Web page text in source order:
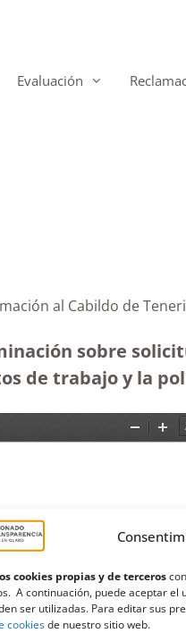
cookies propias y de terceros
A continuación, puede aceptar
ser utilizadas. Para editar sus
cookiesde nuestro sitio web.
Evaluación
al Cabildo de
sobre
de trabajo y la